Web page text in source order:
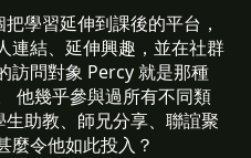
學習延伸到課後的平台，
連結、延伸興趣，並在社群
訪問對象 Percy 就是那種
他幾乎參與過所有不同類
助教、師兄分享、聯誼聚
麼令他如此投入？